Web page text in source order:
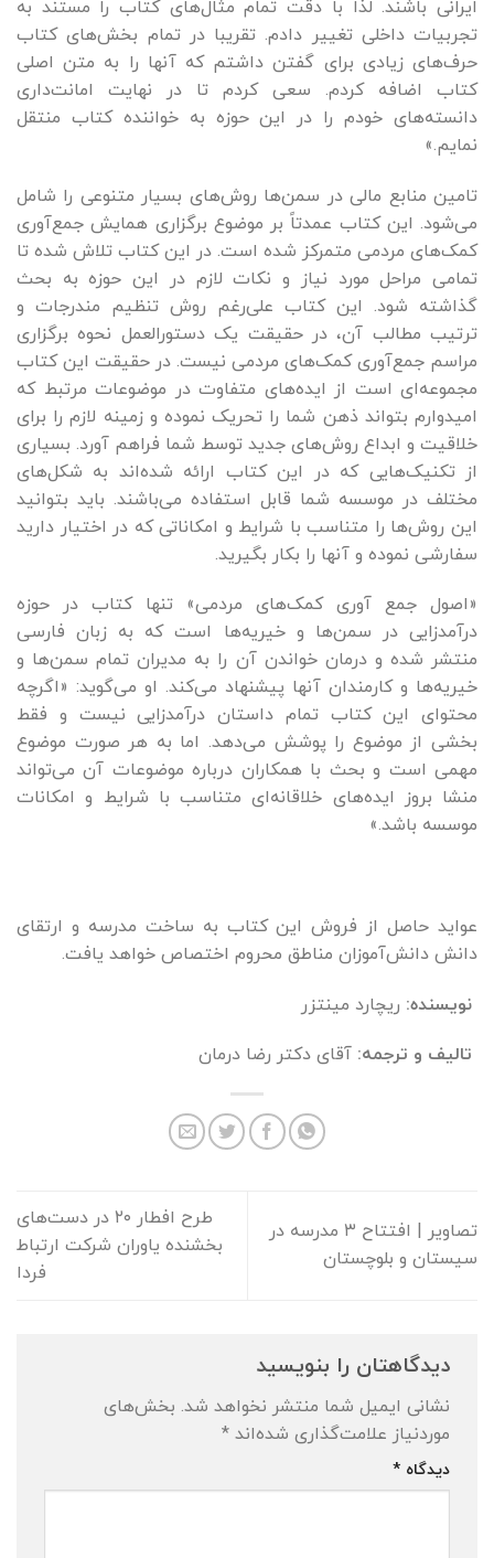
ایرانی باشند. لذا با دقت تمام مثال‌های کتاب را مستند به
تجربیات داخلی تغییر دادم. تقریبا در تمام بخش‌های کتاب
حرف‌های زیادی برای گفتن داشتم که آنها را به متن اصلی
کتاب اضافه کردم. سعی کردم تا در نهایت امانت‌داری
دانسته‌های خودم را در این حوزه به خواننده کتاب منتقل
نمایم.»
تامین منابع مالی در سمن‌ها روش‌های بسیار متنوعی را شامل
می‌شود. این کتاب عمدتاً بر موضوع برگزاری همایش جمع‌آوری
کمک‌های مردمی متمرکز شده است. در این کتاب تلاش شده تا
تمامی مراحل مورد نیاز و نکات لازم در این حوزه به بحث
گذاشته شود. این کتاب علی‌رغم روش تنظیم مندرجات و
ترتیب مطالب آن، در حقیقت یک دستورالعمل نحوه برگزاری
مراسم جمع‌آوری کمک‌های مردمی نیست. در حقیقت این کتاب
مجموعه‌ای است از ایده‌های متفاوت در موضوعات مرتبط که
امیدوارم بتواند ذهن شما را تحریک نموده و زمینه لازم را برای
خلاقیت و ابداع روش‌های جدید توسط شما فراهم آورد. بسیاری
از تکنیک‌هایی که در این کتاب ارائه شده‌اند به شکل‌های
مختلف در موسسه شما قابل استفاده می‌باشند. باید بتوانید
این روش‌ها را متناسب با شرایط و امکاناتی که در اختیار دارید
سفارشی نموده و آنها را بکار بگیرید.
«اصول جمع آوری کمک‌های مردمی» تنها کتاب در حوزه
درآمدزایی در سمن‌ها و خیریه‌ها است که به زبان فارسی
منتشر شده و درمان خواندن آن را به مدیران تمام سمن‌ها و
خیریه‌ها و کارمندان آنها پیشنهاد می‌کند. او می‌گوید: «اگرچه
محتوای این کتاب تمام داستان درآمدزایی نیست و فقط
بخشی از موضوع را پوشش می‌دهد. اما به هر صورت موضوع
مهمی است و بحث با همکاران درباره موضوعات آن می‌تواند
منشا بروز ایده‌های خلاقانه‌ای متناسب با شرایط و امکانات
موسسه باشد.»
عواید حاصل از فروش این کتاب به ساخت مدرسه و ارتقای
دانش دانش‌آموزان مناطق محروم اختصاص خواهد یافت.
نویسنده: ریچارد مینتزر
تالیف و ترجمه: آقای دکتر رضا درمان
تصاویر | افتتاح ۳ مدرسه در
سیستان و بلوچستان
طرح افطار ۲۰ در دست‌های
بخشنده یاوران شرکت ارتباط
فردا
دیدگاهتان را بنویسید
نشانی ایمیل شما منتشر نخواهد شد. بخش‌های
موردنیاز علامت‌گذاری شده‌اند *
دیدگاه *